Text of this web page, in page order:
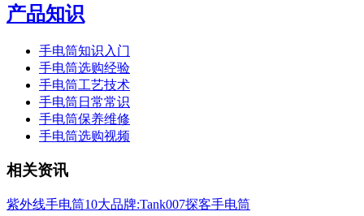
产品知识
手电筒知识入门
手电筒选购经验
手电筒工艺技术
手电筒日常常识
手电筒保养维修
手电筒选购视频
相关资讯
紫外线手电筒10大品牌:Tank007探客手电筒